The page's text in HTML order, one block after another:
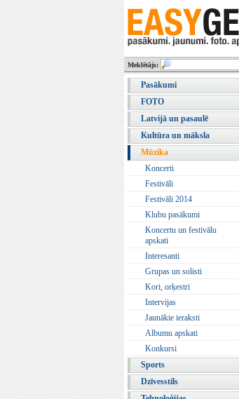
Meklētājs:
Pasākumi
FOTO
Latvijā un pasaulē
Kultūra un māksla
Mūzika
Koncerti
Festivāli
Festivāli 2014
Klubu pasākumi
Koncertu un festivālu
apskati
Interesanti
Grupas un solisti
Kori, orķestri
Intervijas
Jaunākie ieraksti
Albumu apskati
Konkursi
Sports
Dzīvesstils